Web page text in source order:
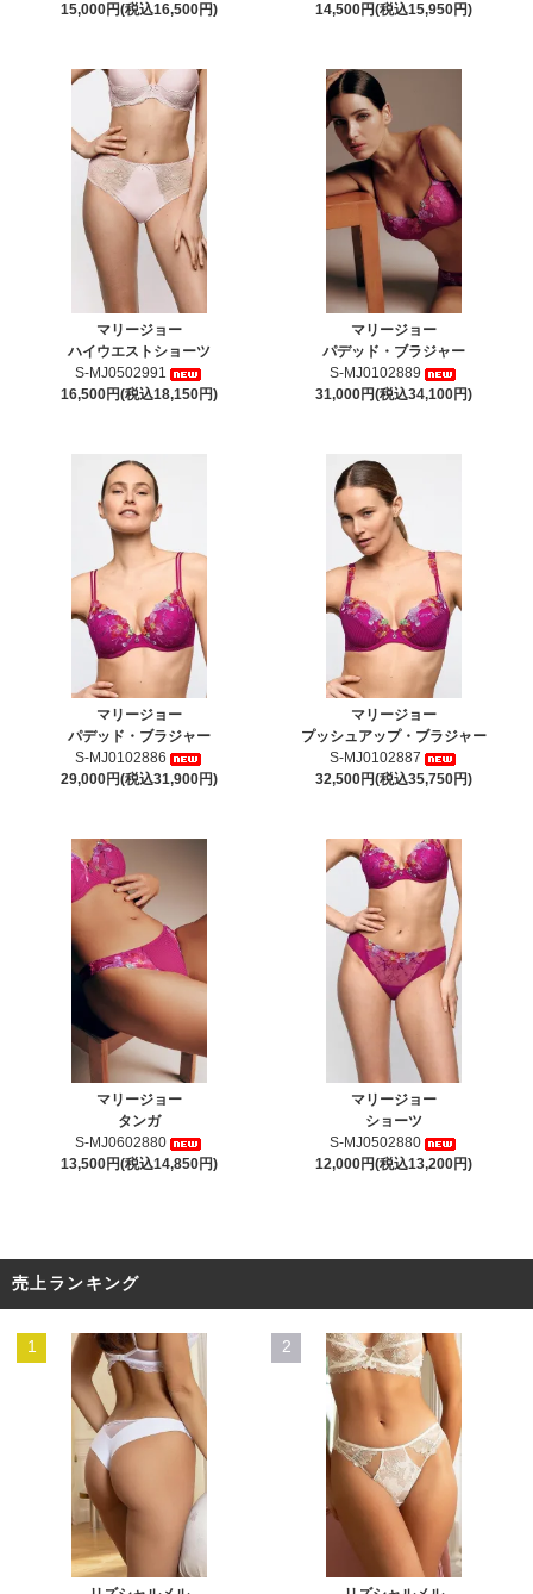
15,000円(税込16,500円) 14,500円(税込15,950円)
マリージョー
ハイウエストショーツ
S-MJ0502991
16,500円(税込18,150円)
マリージョー
パデッド・ブラジャー
S-MJ0102889
31,000円(税込34,100円)
マリージョー
パデッド・ブラジャー
S-MJ0102886
29,000円(税込31,900円)
マリージョー
プッシュアップ・ブラジャー
S-MJ0102887
32,500円(税込35,750円)
マリージョー
タンガ
S-MJ0602880
13,500円(税込14,850円)
マリージョー
ショーツ
S-MJ0502880
12,000円(税込13,200円)
売上ランキング
1 2